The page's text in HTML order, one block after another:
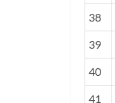
38
39
40
41